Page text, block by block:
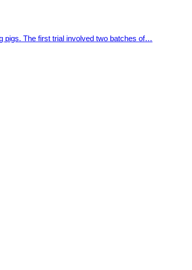
pigs. The first trial involved two batches of…